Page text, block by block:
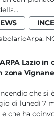
Lazio in
zona
che si
di lunedì 7
e che ha